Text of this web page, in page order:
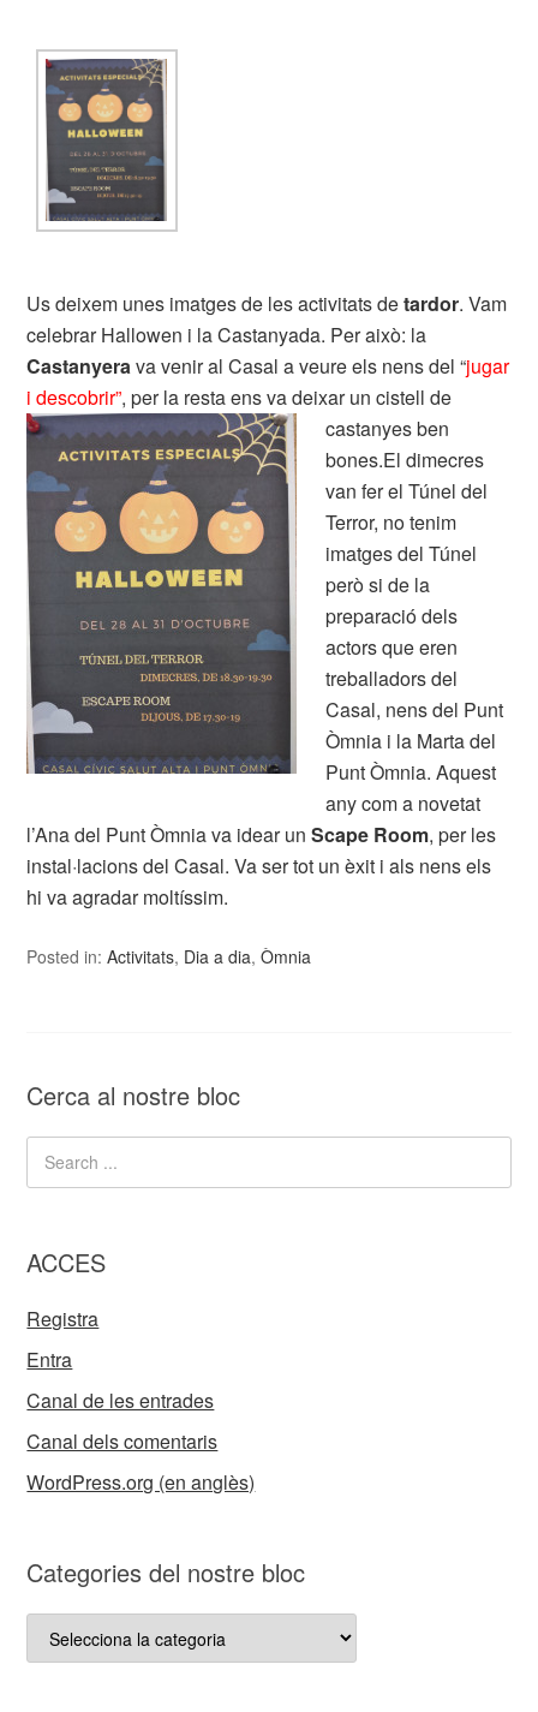
Us deixem unes imatges de les activitats detardor. Vam
celebrar Hallowen i la Castanyada. Per això: la
Castanyerava venir al Casal a veure els nens del “jugar
i descobrir”, per la resta ens va deixar un cistell de
castanyes ben
bones.El dimecres
van fer el Túnel del
Terror, no tenim
imatges del Túnel
però si de la
preparació dels
actors que eren
treballadors del
Casal, nens del Punt
Òmnia i la Marta del
Punt Òmnia. Aquest
any com a novetat
l’Ana del Punt Òmnia va idear unScape Room, per les
instal·lacions del Casal. Va ser tot un èxit i als nens els
hi va agradar moltíssim.
Posted in:Activitats, Dia a dia,Òmnia
Cerca al nostre bloc
ACCES
Registra
Entra
Canal de les entrades
Canal dels comentaris
WordPress.org (en anglès)
Categories del nostre bloc
Categories
del